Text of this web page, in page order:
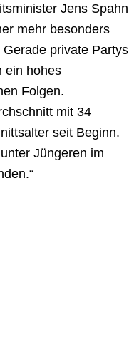
Jens Spahn
mehr besonders
private Partys
ein hohes
Folgen.
mit 34
seit Beginn.
Jüngeren im